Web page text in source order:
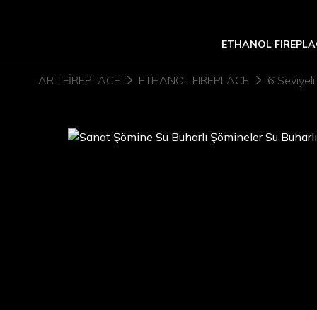
ETHANOL
ART FIREPLACE ETHANOL FIREPLACE 6 Seviyeli